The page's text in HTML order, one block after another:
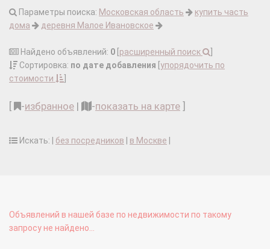
Параметры поиска: Московская область
купить часть
дома
деревня Малое Ивановское
Найдено объявлений: 0 расширенный поиск
Сортировка: по дате добавления упорядочить по
стоимости
-избранное | -показать на карте
Искать: | без посредников в Москве
Объявлений в нашей базе по недвижимости по такому
запросу не найдено...